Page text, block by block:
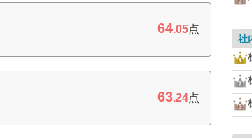
64.05点
63.24点
社